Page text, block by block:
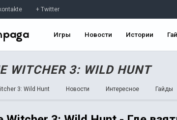
Twitter
Игры Новости Истории
WITCHER 3: WILD HUNT
3: Wild Hunt Новости Интересное Гайды